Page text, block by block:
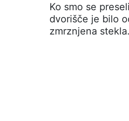
Ko smo se
dvorišče je bilo
zmrznjena